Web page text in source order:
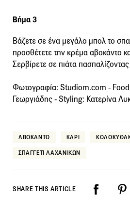
Βήμα 3
Βάζετε σε ένα μεγάλο μπολ το
προσθέτετε την κρέμα αβοκάντο
Σερβίρετε σε πιάτα
Φωτογραφία: Studiom.com -
Γεωργιάδης - Styling: Κατερίνα
ΑΒΟΚΑΝΤΟ ΚΑΡΙ
ΣΠΑΓΓΕΤΙ ΛΑΧΑΝΙΚΩΝ
SHARE THIS ARTICLE